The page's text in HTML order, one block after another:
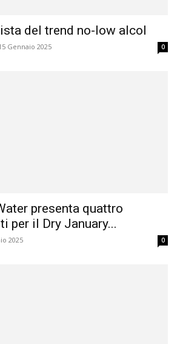
del trend no-low alcol
Gennaio 2025 0
presenta quattro
per il Dry January...
2025 0